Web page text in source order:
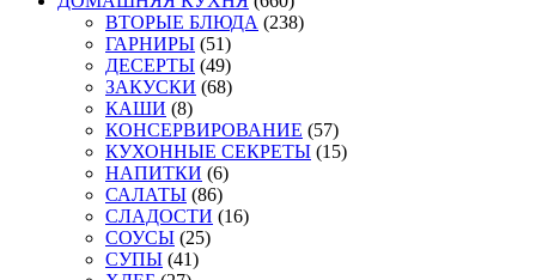
ВТОРЫЕ БЛЮДА (238)
ГАРНИРЫ (51)
ДЕСЕРТЫ (49)
ЗАКУСКИ (68)
КАШИ (8)
КОНСЕРВИРОВАНИЕ (57)
КУХОННЫЕ СЕКРЕТЫ (15)
НАПИТКИ (6)
САЛАТЫ (86)
СЛАДОСТИ (16)
СОУСЫ (25)
СУПЫ (41)